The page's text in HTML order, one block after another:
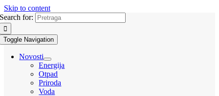
Skip to content
Search for:
Toggle Navigation
Novosti
Energija
Otpad
Priroda
Voda